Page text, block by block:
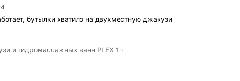
бутылки хватило на двухместную джакузи
и гидромассажных ванн PLEX 1л